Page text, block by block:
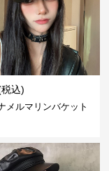
込)
メルマリンバケット